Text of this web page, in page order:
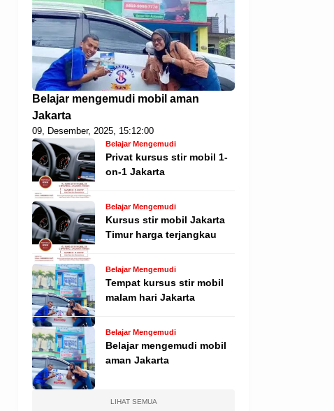
Belajar mengemudi mobil aman
Jakarta
09, Desember, 2025, 15:12:00
Belajar Mengemudi
Privat kursus stir mobil 1-
on-1 Jakarta
Belajar Mengemudi
Kursus stir mobil Jakarta
Timur harga terjangkau
Belajar Mengemudi
Tempat kursus stir mobil
malam hari Jakarta
Belajar Mengemudi
Belajar mengemudi mobil
aman Jakarta
LIHAT SEMUA